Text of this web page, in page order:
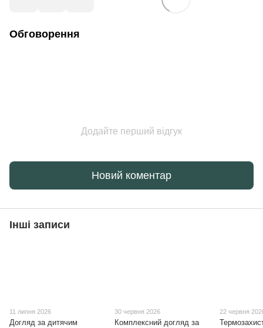
Обговорення
Додайте перший відгук
Новий коментар
Інші записи
11 липня 2026
Догляд за дитячим
30 червня 2026
Комплексний догляд за
22 червня